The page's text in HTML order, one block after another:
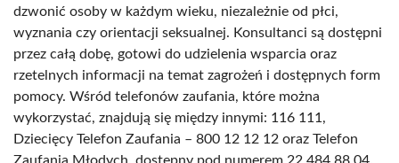
dzwonić osoby w każdym wieku, niezależnie od płci,
wyznania czy orientacji seksualnej. Konsultanci są dostępni
przez całą dobę, gotowi do udzielenia wsparcia oraz
rzetelnych informacji na temat zagrożeń i dostępnych form
pomocy. Wśród telefonów zaufania, które można
wykorzystać, znajdują się między innymi: 116 111,
Dziecięcy Telefon Zaufania – 800 12 12 12 oraz Telefon